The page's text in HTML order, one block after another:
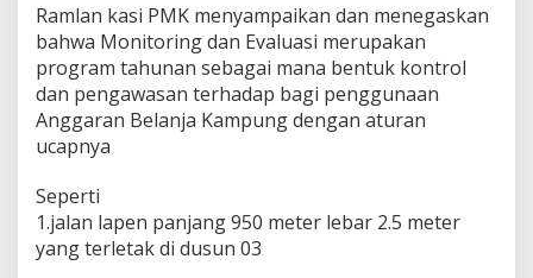
0
2
4
Ramlan kasi PMK menyampaikan dan menegaskan
bahwa Monitoring dan Evaluasi merupakan
program tahunan sebagai mana bentuk kontrol
dan pengawasan terhadap bagi penggunaan
Anggaran Belanja Kampung dengan aturan
ucapnya
Seperti
1.jalan lapen panjang 950 meter lebar 2.5 meter
yang terletak di dusun 03